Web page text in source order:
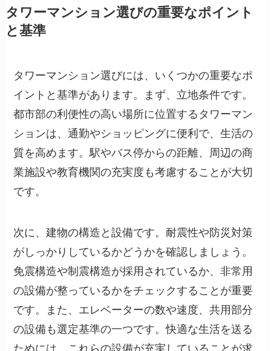
タワーマンション選びの重要なポイント
と基準
タワーマンション選びには、いくつかの重要なポ
イントと基準があります。まず、立地条件です。
都市部の利便性の高い場所に位置するタワーマン
ションは、通勤やショッピングに便利で、生活の
質を高めます。駅やバス停からの距離、周辺の商
業施設や教育機関の充実度も考慮することが大切
です。
次に、建物の構造と設備です。耐震性や防災対策
がしっかりしているかどうかを確認しましょう。
免震構造や制震構造が採用されているか、非常用
の設備が整っているかをチェックすることが重要
です。また、エレベーターの数や速度、共用部分
の設備も選定基準の一つです。快適な生活を送る
ためには、これらの設備が充実していることが求